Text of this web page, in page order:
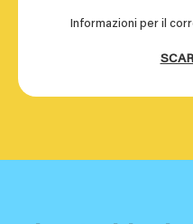
Informazioni per il